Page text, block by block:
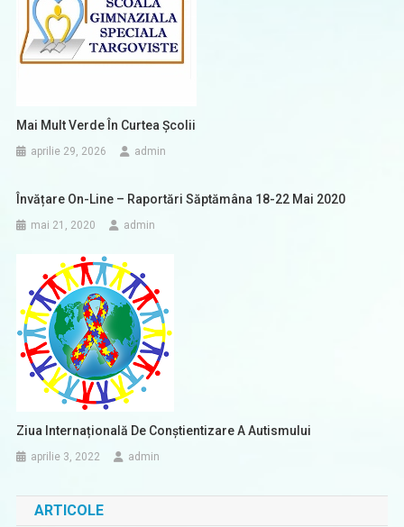
Mai Mult Verde În Curtea Școlii
aprilie 29, 2026 admin
Învățare On-Line – Raportări Săptămâna 18-22 Mai 2020
mai 21, 2020 admin
Ziua Internațională De Conștientizare A Autismului
aprilie 3, 2022 admin
ARTICOLE